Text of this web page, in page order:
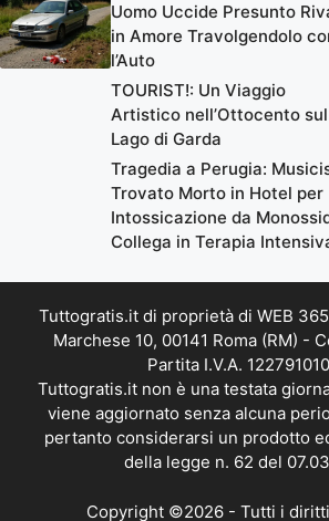
Uomo Uccide Presunto
in Amore Travolgendolo
l’Auto
TOURIST!: Un Viaggio
Artistico nell’Ottocento sul
Lago di Garda
Tragedia a Perugia:
Trovato Morto in Hotel per
Intossicazione da
Collega in Terapia
Tuttogratis.it di proprietà di WEB
Marchese 10, 00141 Roma (RM) -
Partita I.V.A.
Tuttogratis.it non è una testata
viene aggiornato senza alcuna
pertanto considerarsi un prodotto
della legge n. 62 del
Copyright ©2026 - Tutti i